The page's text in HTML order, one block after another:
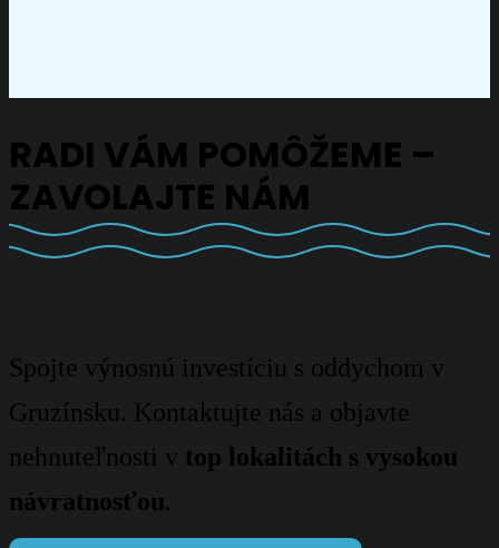
RADI VÁM POMÔŽEME –
ZAVOLAJTE NÁM
Spojte výnosnú investíciu s oddychom v
Gruzínsku. Kontaktujte nás a objavte
nehnuteľnosti v top lokalitách s vysokou
návratnosťou.